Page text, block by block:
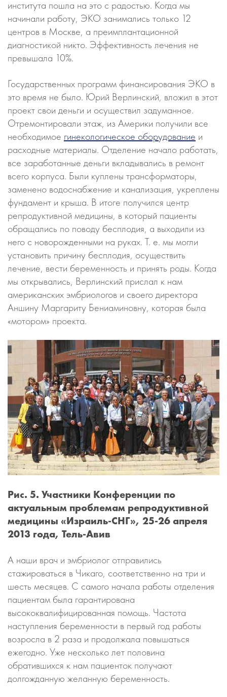
института пошла на это с радостью. Когда мы
начинали работу, ЭКО занимались только 12
центров в Москве, а преимплантационной
диагностикой никто. Эффективность лечения не
превышала 10%.
Государственных программ финансирования ЭКО в
это время не было. Юрий Верлинский, вложил в этот
проект свои деньги и осуществил задуманное.
Отремонтировали этаж, из Америки получили все
необходимое гинекологическое оборудование и
расходные материалы. Отделение начало работать,
все заработанные деньги вкладывались в ремонт
всего корпуса. Были куплены трансформаторы,
заменено водоснабжение и канализация, укреплены
фундамент и крыша. В итоге получился центр
репродуктивной медицины, в который пациенты
обращались по поводу бесплодия, а выходили из
него с новорожденными на руках. Т. е. мы могли
установить причину бесплодия, осуществить
лечение, вести беременность и принять роды. Когда
мы открывались, Верлинский прислал к нам
американских эмбриологов и своего директора
Аншину Маргариту Бениаминовну, которая была
«мотором» проекта.
Рис. 5. Участники Конференции по
актуальным проблемам репродуктивной
медицины «Израиль-СНГ», 25-26 апреля
2013 года, Тель-Авив
А наши врач и эмбриолог отправились
стажироваться в Чикаго, соответственно на три и
шесть месяцев. С самого начала работы отделения
пациентам была гарантирована
высококвалифицированная помощь. Частота
наступления беременности в первый год работы
возросла в 2 раза и продолжала повышаться
ежегодно. Уже несколько лет половина
обратившихся к нам пациенток получают
долгожданную желанную беременность.